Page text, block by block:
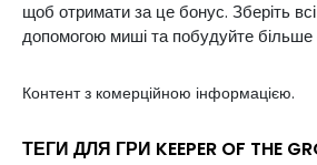
щоб отримати за це бонус. Зберіть
допомогою миші та побудуйте
Контент з комерційною інформацією.
ТЕГИ ДЛЯ ГРИ KEEPER OF THE